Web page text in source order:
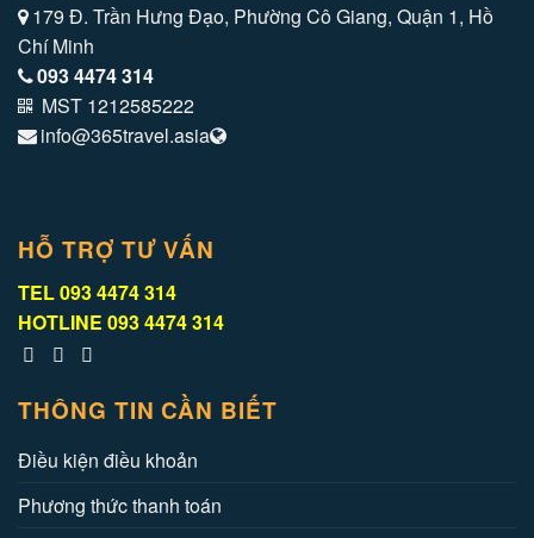
179 Đ. Trần Hưng Đạo, Phường Cô Giang, Quận 1, Hồ
Chí Minh
093 4474 314
MST 1212585222
info@365travel.asia
HỖ TRỢ TƯ VẤN
TEL093 4474 314
HOTLINE 093 4474 314
THÔNG TIN CẦN BIẾT
Điều kiện điều khoản
Phương thức thanh toán